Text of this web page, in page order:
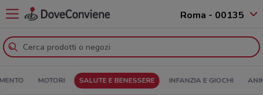
Roma - 00135
MOTORI SALUTE E BENESSERE INFANZIA E GIOCHI